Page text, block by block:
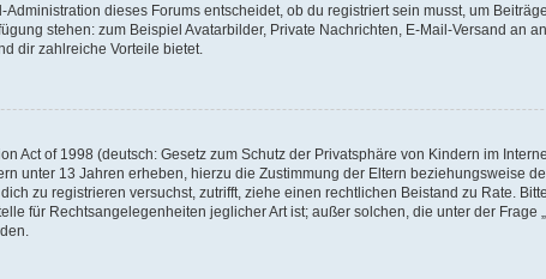
dieses Forums entscheidet, ob du registriert sein musst, um
stehen: zum Beispiel Avatarbilder, Private Nachrichten, E-Mail-Versand an
dir zahlreiche Vorteile bietet.
Act of 1998 (deutsch: Gesetz zum Schutz der Privatsphäre von Kindern im
unter 13 Jahren erheben, hierzu die Zustimmung der Eltern beziehungsweise
zu registrieren versuchst, zutrifft, ziehe einen rechtlichen Beistand zu Rate.
für Rechtsangelegenheiten jeglicher Art ist; außer solchen, die unter der